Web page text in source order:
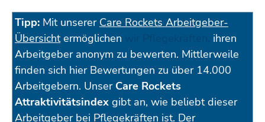
Tipp: Mit unserer Care Rockets Arbeitgeber-
Übersichtermöglichen
ihren
Arbeitgeber anonym zu bewerten. Mittlerweile
finden sich hier Bewertungen zu über 14.000
Arbeitgebern. Unser Care Rockets
Attraktivitätsindex gibt an, wie beliebt dieser
Arbeitgeber bei Pflegekräften ist. Der